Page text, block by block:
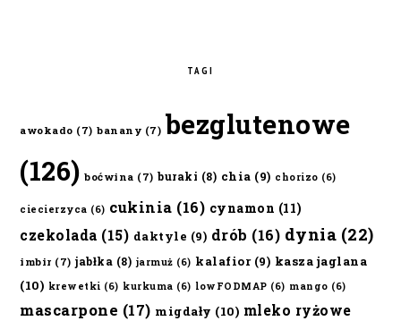
TAGI
awokado (7) banany (7) bezglutenowe
(126) boćwina (7) buraki (8) chia (9) chorizo (6)
ciecierzyca (6) cukinia (16) cynamon (11)
czekolada (15) daktyle (9) drób (16) dynia (22)
imbir (7) jabłka (8) jarmuż (6) kalafior(9) kasza jaglana
(10) krewetki (6) kurkuma (6) lowFODMAP (6) mango (6)
mascarpone (17) migdały (10) mleko ryżowe